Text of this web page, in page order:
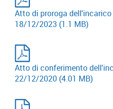
Atto di proroga dell'incarico
18/12/2023 (1.1 MB)
Atto di conferimento
22/12/2020 (4.01 MB)